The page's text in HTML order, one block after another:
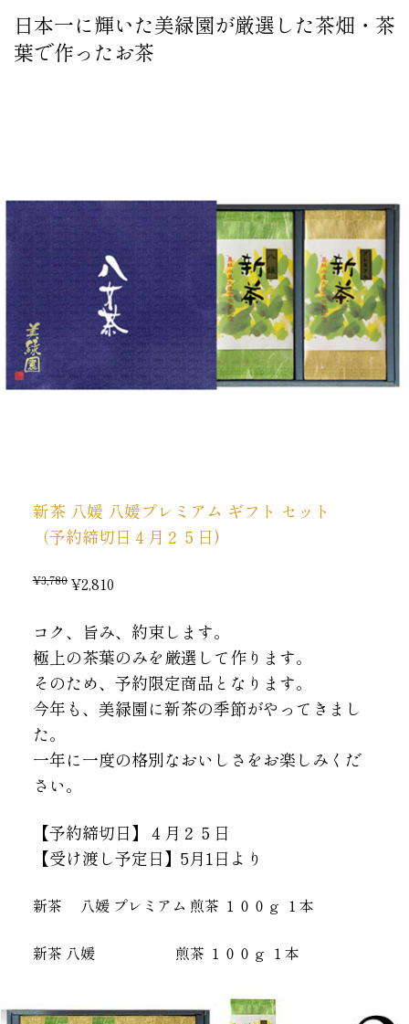
日本一に輝いた美緑園が厳選した茶畑・茶
葉で作ったお茶
新茶 八媛 八媛プレミアム ギフト セット
（予約締切日４月２５日)
¥3,780 ¥2,810
コク、旨み、約束します。
極上の茶葉のみを厳選して作ります。
そのため、予約限定商品となります。
今年も、美緑園に新茶の季節がやってきまし
た。
一年に一度の格別なおいしさをお楽しみくだ
さい。
【予約締切日】４月２５日
【受け渡し予定日】5月1日より
新茶 八媛 プレミアム 煎茶 １００ｇ １本
新茶 八媛 煎茶 １００ｇ １本